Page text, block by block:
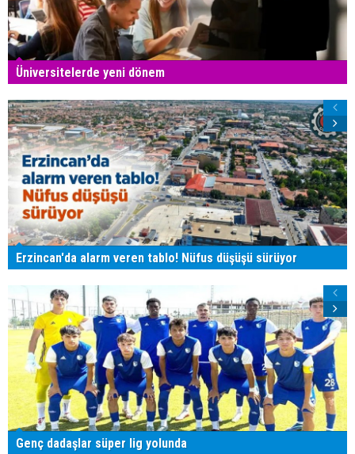
Üniversitelerde yeni dönem
Erzincan'da alarm veren tablo! Nüfus düşüşü sürüyor
Genç dadaşlar süper lig yolunda